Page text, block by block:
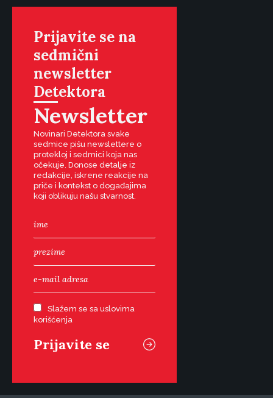
Prijavite se na
sedmični
newsletter
Detektora
Newsletter
Novinari Detektora svake
sedmice pišu newslettere o
protekloj i sedmici koja nas
očekuje. Donose detalje iz
redakcije, iskrene reakcije na
priče i kontekst o događajima
koji oblikuju našu stvarnost.
Slažem se sa uslovima
korišćenja